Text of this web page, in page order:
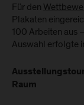
Für den
Plakaten
100 Arbeiten aus
Auswahl erfolgte
Raum